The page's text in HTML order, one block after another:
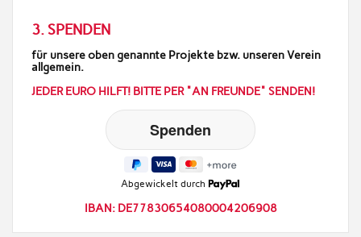
3. SPENDEN
für unsere oben genannte Projekte bzw. unseren Verein
allgemein.
JEDER EURO HILFT! BITTE PER "AN FREUNDE" SENDEN!
Abgewickelt durch
IBAN: DE77830654080004206908